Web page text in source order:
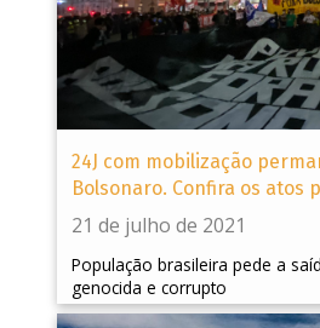
24J com mobilização
Bolsonaro. Confira os atos
21 de julho de 2021
População brasileira pede a
genocida e corrupto